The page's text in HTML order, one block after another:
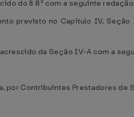
do § 8º com a seguinte
previsto no Capítulo IV,
da Seção IV-A com a
por Contribuintes Prestadores